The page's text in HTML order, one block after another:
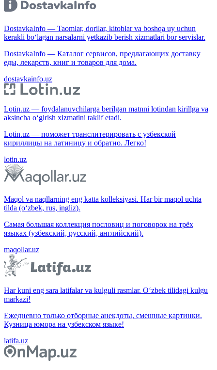
DostavkaInfo — Taomlar, dorilar, kitoblar va boshqa uy uchun
kerakli bo‘lagan narsalarni yetkazib berish xizmatlari bor servislar.
DostavkaInfo — Каталог сервисов, предлагающих доставку
еды, лекарств, книг и товаров для дома.
dostavkainfo.uz
Lotin.uz — foydalanuvchilarga berilgan matnni lotindan kirillga va
aksincha o‘girish xizmatini taklif etadi.
Lotin.uz — поможет транслитерировать с узбекской
кириллицы на латиницу и обратно. Легко!
lotin.uz
Maqol va naqllarning eng katta kolleksiyasi. Har bir maqol uchta
tilda (o‘zbek, rus, ingliz).
Самая большая коллекция пословиц и поговорок на трёх
языках (узбекский, русский, английский).
maqollar.uz
Har kuni eng sara latifalar va kulguli rasmlar. O‘zbek tilidagi kulgu
markazi!
Ежедневно только отборные анекдоты, смешные картинки.
Кузница юмора на узбекском языке!
latifa.uz